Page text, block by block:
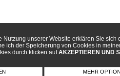
unserer Website erklären Sie
ich der Speicherung von Cookies in
durch klicken aufAKZEPTIEREN UND
MEHR